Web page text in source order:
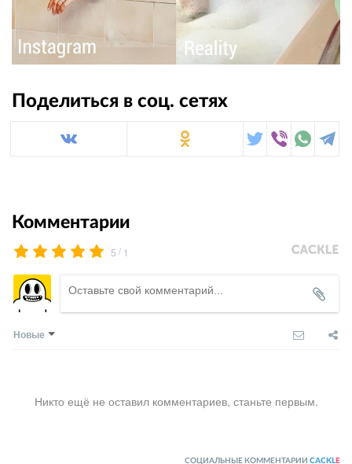
Поделиться в соц. сетях
Комментарии
5 / 1
Новые
Никто ещё не оставил комментариев, станьте первым.
СОЦИАЛЬНЫЕ КОММЕНТАРИИ CACKL E